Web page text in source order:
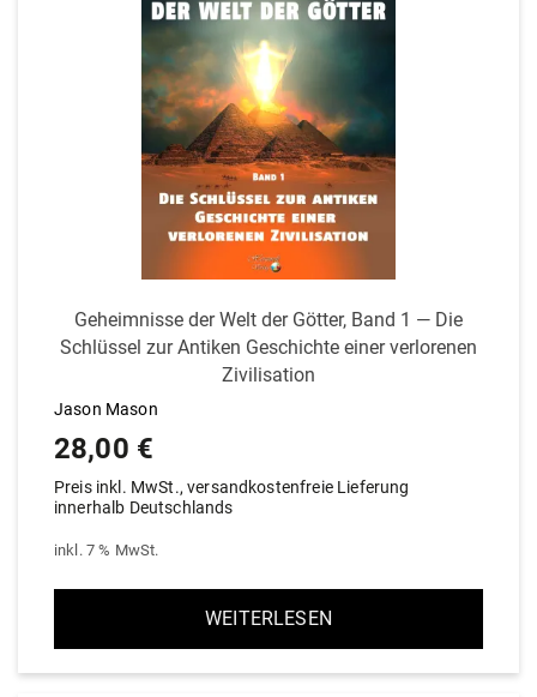
Geheim­nisse der Welt der Götter, Band 1 — Die
Schlüssel zur Antiken Geschichte einer ver­lo­renen
Zivilisation
Jason Mason
28,00 €
Preis inkl. MwSt., versandkostenfreie Lieferung
innerhalb Deutschlands
inkl. 7 % MwSt.
WEITERLESEN